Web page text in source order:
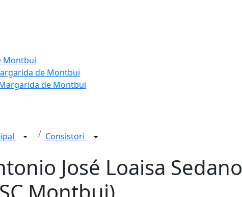
Montbui
de Montbui
de Montbui
Consistori
José Loaisa Sedano